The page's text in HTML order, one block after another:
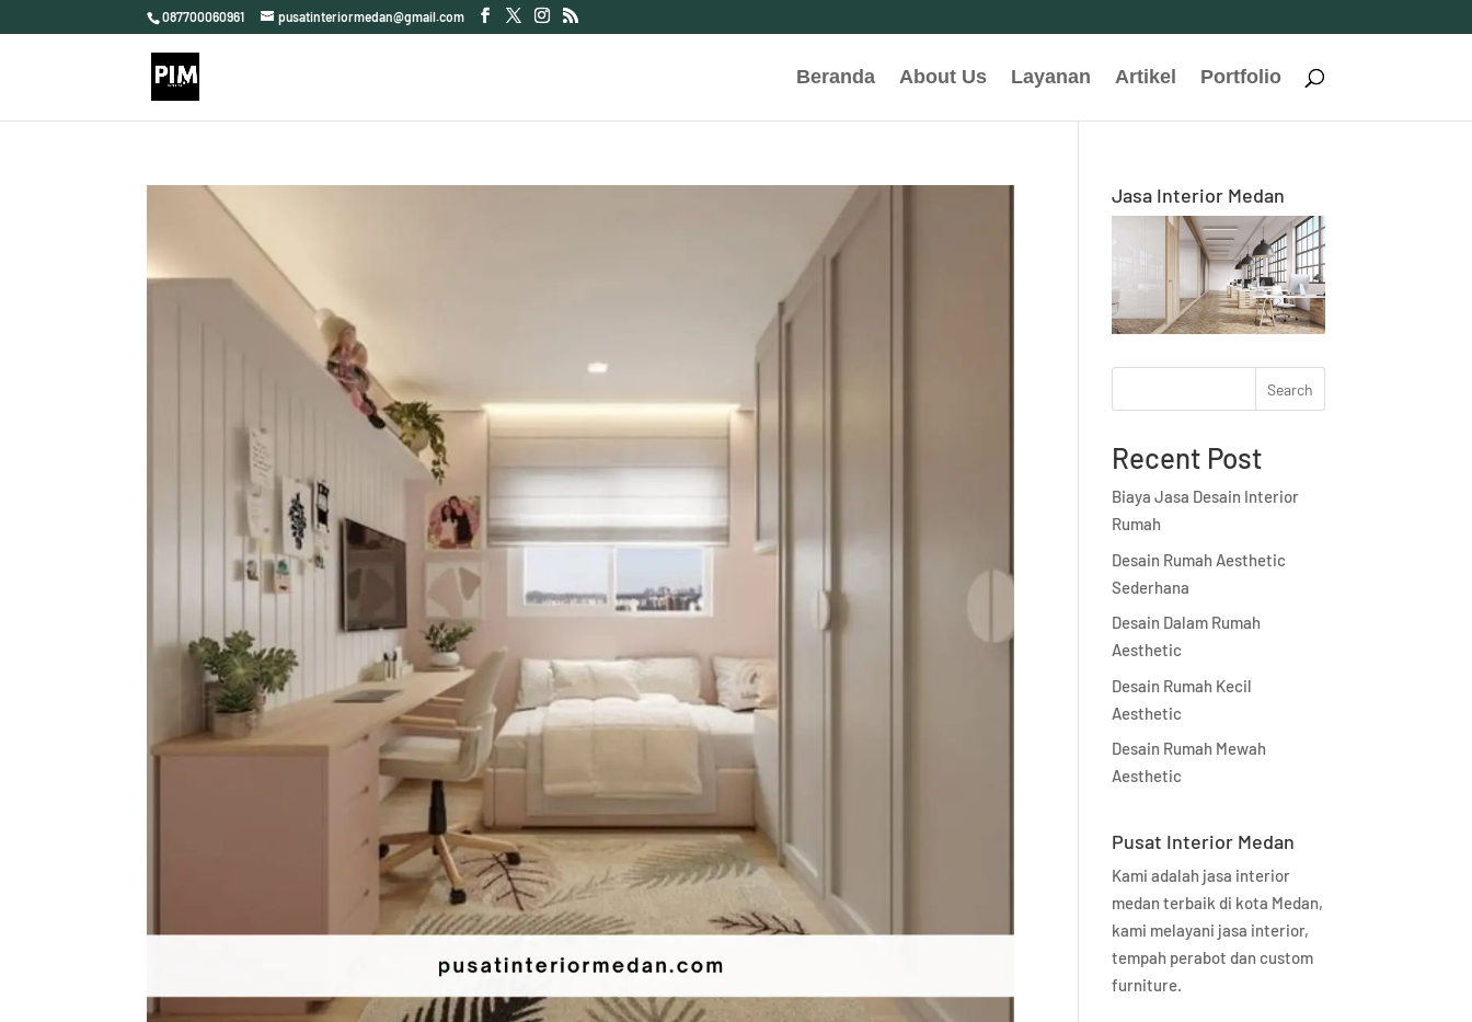
087700060961 pusatinteriormedan@gmail.com
Beranda About Us Layanan Artikel Portfolio
Jasa Interior Medan
Search
Recent Post
Biaya Jasa Desain Interior
Rumah
Desain Rumah Aesthetic
Sederhana
Desain Dalam Rumah
Aesthetic
Desain Rumah Kecil
Aesthetic
Desain Rumah Mewah
Aesthetic
Pusat Interior Medan
Kami adalah jasa interior
medan terbaik di kota Medan,
kami melayani jasa interior,
tempah perabot dan custom
furniture.